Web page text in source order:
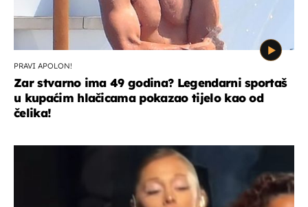
PRAVI APOLON!
Zar stvarno ima 49 godina? Legendarni sportaš
u kupaćim hlačicama pokazao tijelo kao od
čelika!